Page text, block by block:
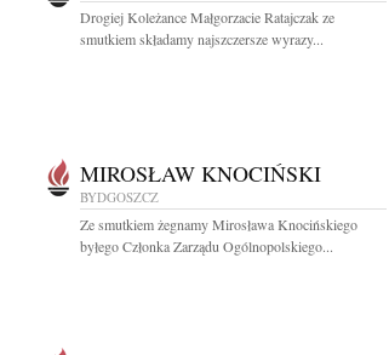
Drogiej Koleżance Małgorzacie Ratajczak ze
smutkiem składamy najszczersze wyrazy...
MIROSŁAW KNOCIŃSKI
BYDGOSZCZ
Ze smutkiem żegnamy Mirosława Knocińskiego
byłego Członka Zarządu Ogólnopolskiego...